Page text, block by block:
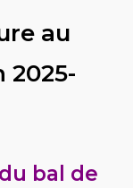
au
2025-
bal de